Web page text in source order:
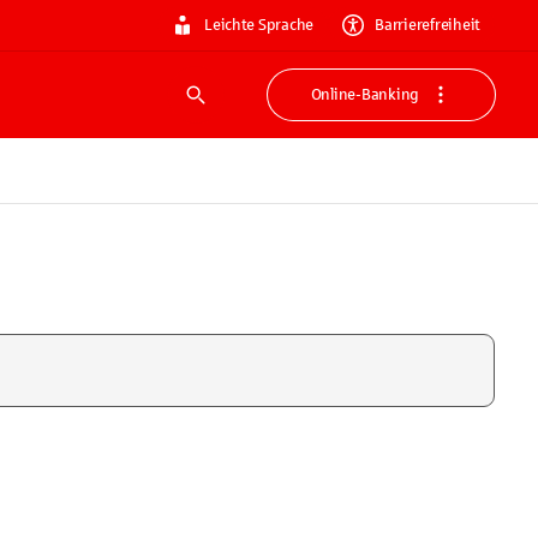
Leichte Sprache Barrierefreiheit
Suche
Online-Banking